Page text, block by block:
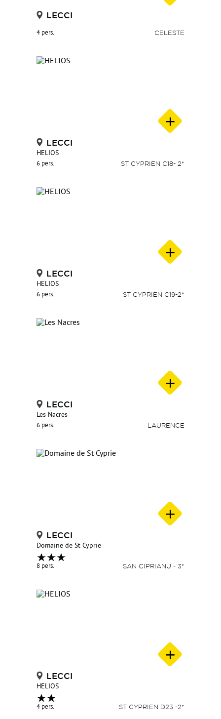
LECCI
4 pers. CELESTE
LECCI
HELIOS
6 pers. ST CYPRIEN C18- 2*
LECCI
HELIOS
6 pers. ST CYPRIEN C19-2*
LECCI
Les Nacres
6 pers. LAURENCE
LECCI
Domaine de St Cyprie
8 pers. SAN CIPRIANU - 3*
LECCI
HELIOS
4 pers. ST CYPRIEN D23 -2*